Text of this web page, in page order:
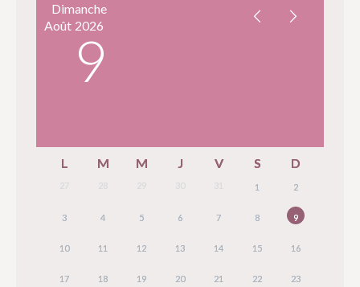
Dimanche
Août 2026
9
L M M J V S D
1 2
3 4 5 6 7 8 9
10 11 12 13 14 15 16
17 18 19 20 21 22 23